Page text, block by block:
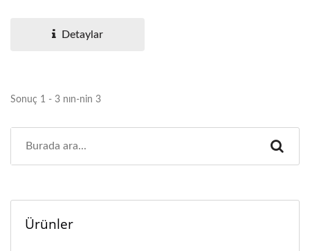
Detaylar
Sonuç 1 - 3 nın-nin 3
Ürünler